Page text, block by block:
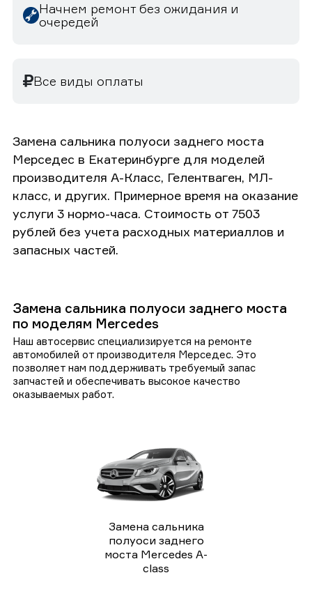
Начнем ремонт без ожидания и
очередей
Все виды оплаты
Замена сальника полуоси заднего моста
Мерседес в Екатеринбурге для моделей
производителя А-Класс, Гелентваген, МЛ-
класс, и других. Примерное время на оказание
услуги 3 нормо-часа. Стоимость от 7503
рублей без учета расходных материаллов и
запасных частей.
Замена сальника полуоси заднего моста
по моделям Mercedes
Наш автосервис специализируется на ремонте
автомобилей от производителя Мерседес. Это
позволяет нам поддерживать требуемый запас
запчастей и обеспечивать высокое качество
оказываемых работ.
Замена сальника
полуоси заднего
моста Mercedes A-
class